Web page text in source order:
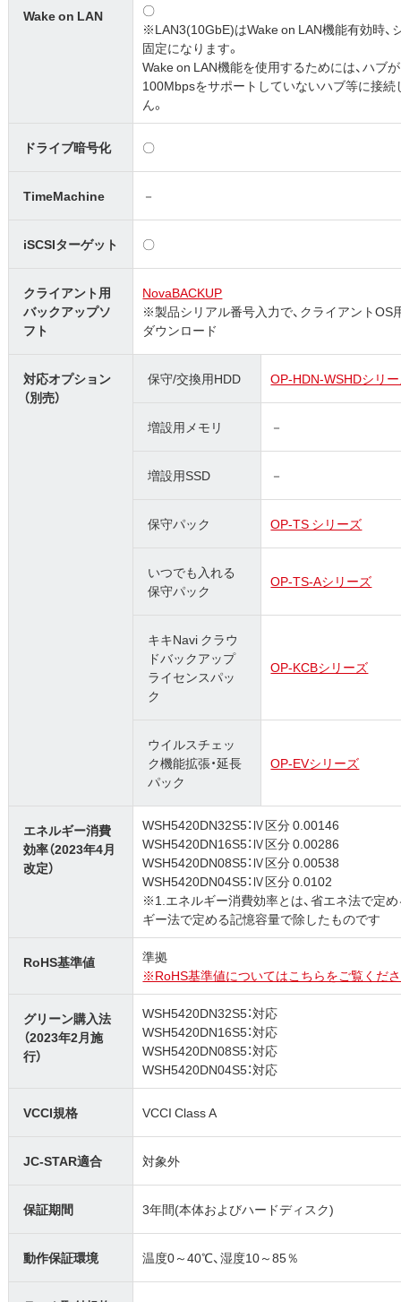
Wake on LAN
〇
※LAN3(10GbE)はWake on LAN機能有効時
固定になります。
Wake on LAN機能を使用するためには、ハブ
100Mbpsをサポートしていないハブ等に接続
ん。
ドライブ暗号化 〇
TimeMachine －
iSCSIターゲット 〇
クライアント用
バックアップソ
フト
NovaBACKUP
※製品シリアル番号入力で、クライアントOS
ダウンロード
対応オプション
（別売）
保守/交換用HDD OP-HDN-WSHDシリ
増設用メモリ －
増設用SSD －
保守パック OP-TS シリーズ
いつでも入れる
保守パック
OP-TS-Aシリーズ
キキNavi クラウ
ドバックアップ
ライセンスパッ
ク
OP-KCBシリーズ
ウイルスチェッ
ク機能拡張・延長
パック
OP-EVシリーズ
エネルギー消費
効率（2023年4月
改定）
WSH5420DN32S5：Ⅳ区分 0.00146
WSH5420DN16S5：Ⅳ区分 0.00286
WSH5420DN08S5：Ⅳ区分 0.00538
WSH5420DN04S5：Ⅳ区分 0.0102
※1.エネルギー消費効率とは、省エネ法で定
ギー法で定める記憶容量で除したものです
RoHS基準値
準拠
※RoHS基準値についてはこちらをご覧くだ
グリーン購入法
（2023年2月施
行）
WSH5420DN32S5：対応
WSH5420DN16S5：対応
WSH5420DN08S5：対応
WSH5420DN04S5：対応
VCCI規格 VCCI Class A
JC-STAR適合 対象外
保証期間 3年間(本体およびハードディスク)
動作保証環境 温度0～40℃、湿度10～85％